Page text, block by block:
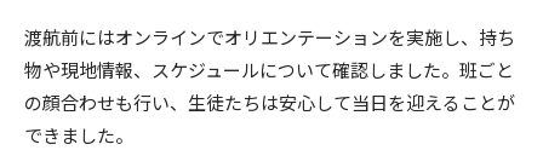
渡航前にはオンラインでオリエンテーションを実施し、持ち
物や現地情報、スケジュールについて確認しました。班ごと
の顔合わせも行い、生徒たちは安心して当日を迎えることが
できました。